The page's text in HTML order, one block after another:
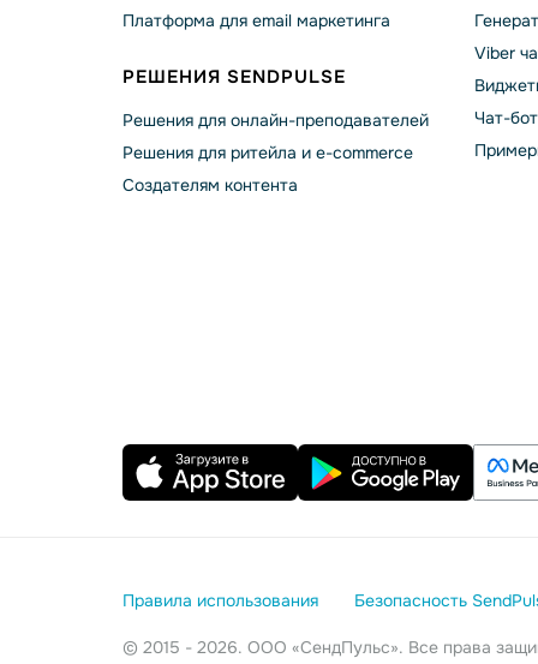
Платформа для email маркетинга
РЕШЕНИЯ SENDPULSE
Решения для онлайн-преподавателей
Решения для ритейла и e-commerce
Создателям контента
Viber
Чат-
Правила использования Безопасность
© 2015 - 2026. ООО «СендПульс». Все права